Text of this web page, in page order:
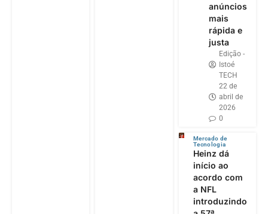
anúncios
mais
rápida e
justa
Edição -
Istoé
TECH
22 de
abril de
2026
0
Mercado de
Tecnologia
Heinz dá
início ao
acordo com
a NFL
introduzindo